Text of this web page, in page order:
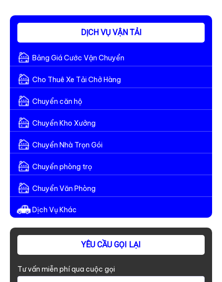
CHUYỂN
HÓA
TP.HCM
NHANH
NHẤT
DỊCH VỤ VẬN TẢI
Bảng Giá Cước Vận Chuyển
Cho Thuê Xe Tải Chở Hàng
Chuyển căn hộ
Chuyển Kho Xưởng
Chuyển Nhà Trọn Gói
Chuyển phòng trọ
Chuyển Văn Phòng
Dịch Vụ Khác
YÊU CẦU GỌI LẠI
Tư vấn miễn phí qua cuộc gọi